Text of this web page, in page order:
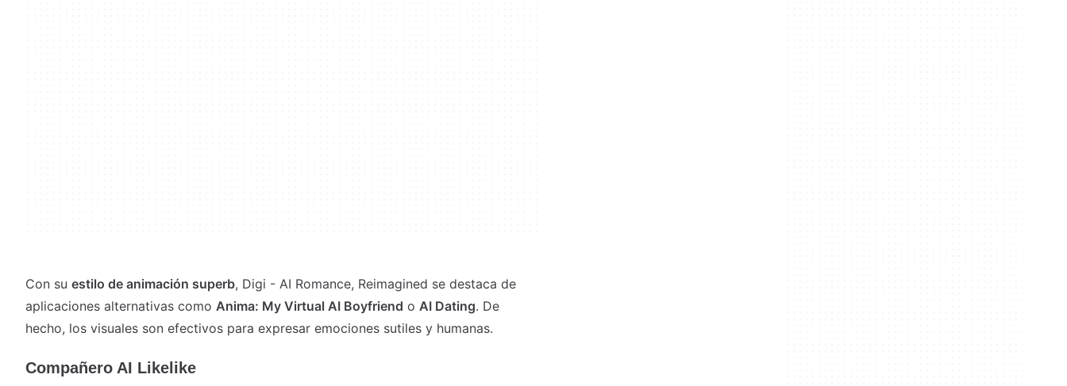
Con su estilo de animación superb, Digi - AI Romance, Reimagined se destaca de
aplicaciones alternativas como Anima: My Virtual AI Boyfriend o AI Dating. De
hecho, los visuales son efectivos para expresar emociones sutiles y humanas.
Compañero AI Likelike